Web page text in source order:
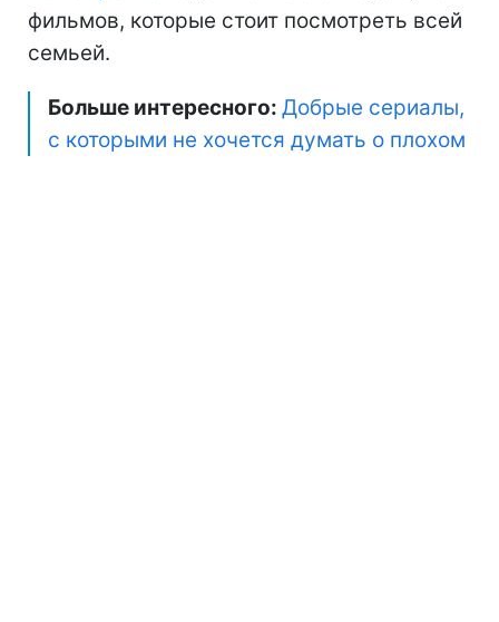
фильмов, которые стоит посмотреть всей
семьей.
Больше интересного: Добрые сериалы,
с которыми не хочется думать о плохом